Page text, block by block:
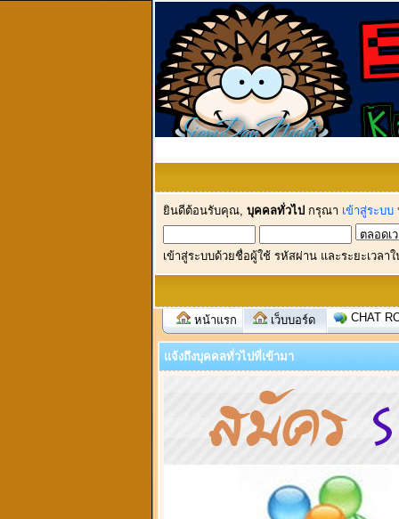
ยินดีต้อนรับคุณ, บุคคลทั่วไป กรุณา เข้าสู่ระบบ
เข้าสู่ระบบด้วยชื่อผู้ใช้ รหัสผ่าน และระยะเวลา
หน้าแรก เว็บบอร์ด CHAT
แจ้งถึงบุคคลทั่วไปที่เข้ามา